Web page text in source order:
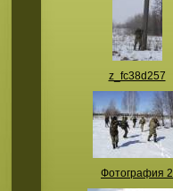
z_fc38d257
Фотография 2